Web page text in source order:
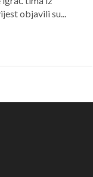
objavili su...